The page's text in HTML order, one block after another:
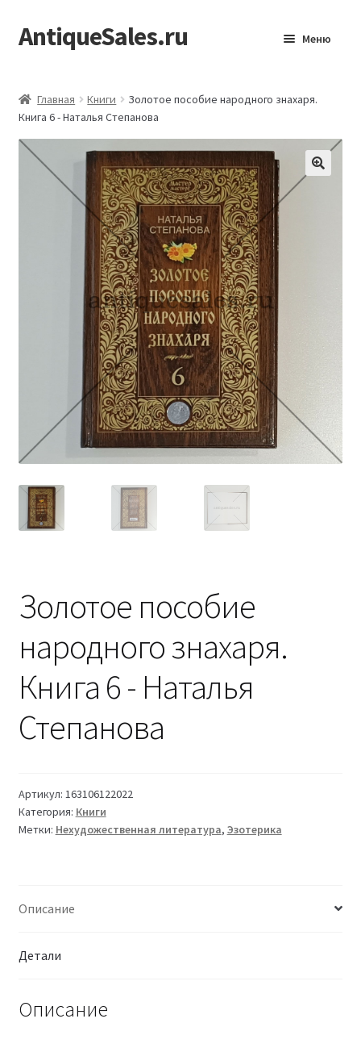
Перейти
к
Перейти
к
AntiqueSales.ru Меню
Главная Книги
Золотое пособие народного знахаря.
Книга 6 - Наталья Степанова
Золотое пособие
народного знахаря.
Книга 6 - Наталья
Степанова
Артикул: 163106122022
Категория: Книги
Метки: Нехудожественная литература, Эзотерика
Описание
Детали
Описание